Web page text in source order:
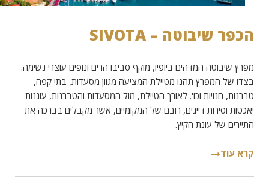
הכפר שיבוטה – SIVOTA
מפרץ שיבוטה המדהים ביופיו, מוקף סביבו הרים ונופים עוצרי נשימה.
בצדו של המפרץ תהנו מטיילת המציעה מגוון מסעדות, בתי קפה,
טברנות, חנויות וכו'. לאורך הטיילת, מול המסעדות והטברנות, עוגנות
יאכטות וסירות דייגים, רובם של המקומיים, אשר מקבלים בברכה את
התיירים של עונת הקיץ.
קרא עוד